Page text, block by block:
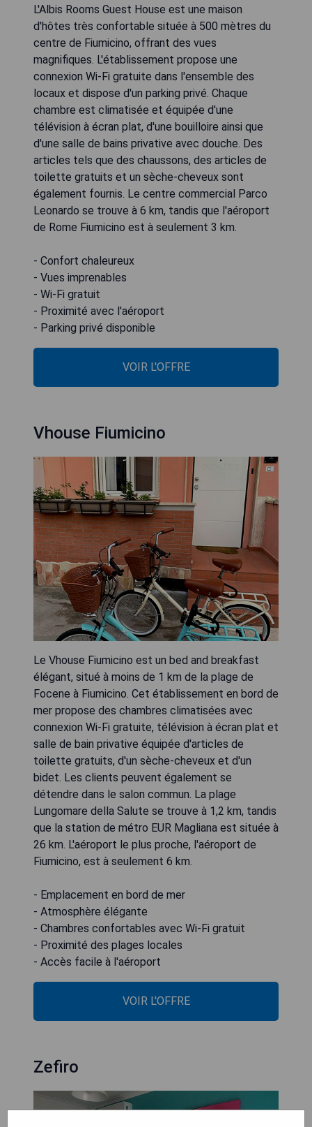
L'Albis Rooms Guest House est une maison
d'hôtes très confortable située à 500 mètres du
centre de Fiumicino, offrant des vues
magnifiques. L'établissement propose une
connexion Wi-Fi gratuite dans l'ensemble des
locaux et dispose d'un parking privé. Chaque
chambre est climatisée et équipée d'une
télévision à écran plat, d'une bouilloire ainsi que
d'une salle de bains privative avec douche. Des
articles tels que des chaussons, des articles de
toilette gratuits et un sèche-cheveux sont
également fournis. Le centre commercial Parco
Leonardo se trouve à 6 km, tandis que l'aéroport
de Rome Fiumicino est à seulement 3 km.
- Confort chaleureux
- Vues imprenables
- Wi-Fi gratuit
- Proximité avec l'aéroport
- Parking privé disponible
VOIR L'OFFRE
Vhouse Fiumicino
Le Vhouse Fiumicino est un bed and breakfast
élégant, situé à moins de 1 km de la plage de
Focene à Fiumicino. Cet établissement en bord de
mer propose des chambres climatisées avec
connexion Wi-Fi gratuite, télévision à écran plat et
salle de bain privative équipée d'articles de
toilette gratuits, d'un sèche-cheveux et d'un
bidet. Les clients peuvent également se
détendre dans le salon commun. La plage
Lungomare della Salute se trouve à 1,2 km, tandis
que la station de métro EUR Magliana est située à
26 km. L'aéroport le plus proche, l'aéroport de
Fiumicino, est à seulement 6 km.
- Emplacement en bord de mer
- Atmosphère élégante
- Chambres confortables avec Wi-Fi gratuit
- Proximité des plages locales
- Accès facile à l'aéroport
VOIR L'OFFRE
Zefiro